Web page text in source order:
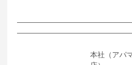
本社（アパ